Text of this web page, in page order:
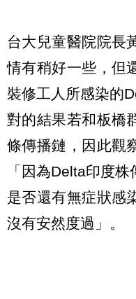
台大兒童醫院院長
情有稍好一些，但
裝修工人所感染的
對的結果若和板橋
條傳播鏈，因此觀
「因為Delta印度
是否還有無症狀感
沒有安然度過」。